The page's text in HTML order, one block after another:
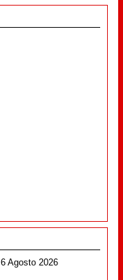
6 Agosto 2026